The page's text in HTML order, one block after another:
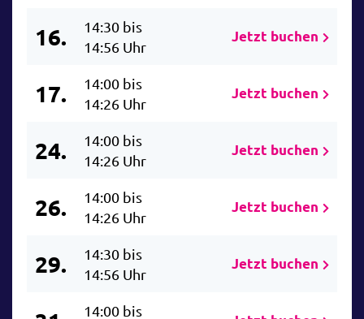
16.
14:30 bis
14:56 Uhr
Jetzt buchen
17.
14:00 bis
14:26 Uhr
Jetzt buchen
24.
14:00 bis
14:26 Uhr
Jetzt buchen
26.
14:00 bis
14:26 Uhr
Jetzt buchen
29.
14:30 bis
14:56 Uhr
Jetzt buchen
14:00 bis